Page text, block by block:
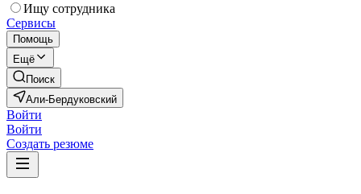
Ищу сотрудника
Сервисы
Помощь
Ещё
Поиск
Али-Бердуковский
Войти
Войти
Создать резюме